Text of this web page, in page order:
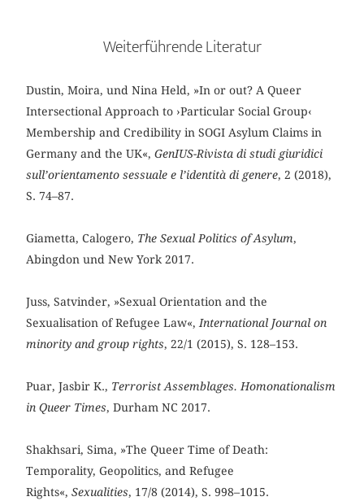
Weiterführende Literatur
Dustin, Moira, und Nina Held, »In or out? A Queer
Intersectional Approach to ›Particular Social Group‹
Membership and Credibility in SOGI Asylum Claims in
Germany and the UK«,GenIUS-Rivista di studi giuridici
sull’orientamento sessuale e l’identità di genere, 2 (2018),
S. 74–87.
Giametta, Calogero, The Sexual Politics of Asylum,
Abingdon und New York 2017.
Juss, Satvinder, »Sexual Orientation and the
Sexualisation of Refugee Law«, International Journal on
minority and group rights, 22/1 (2015), S. 128–153.
Puar, Jasbir K., Terrorist Assemblages. Homonationalism
in Queer Times, Durham NC 2017.
Shakhsari, Sima, »The Queer Time of Death:
Temporality, Geopolitics, and Refugee
Rights«,Sexualities, 17/8 (2014), S. 998–1015.